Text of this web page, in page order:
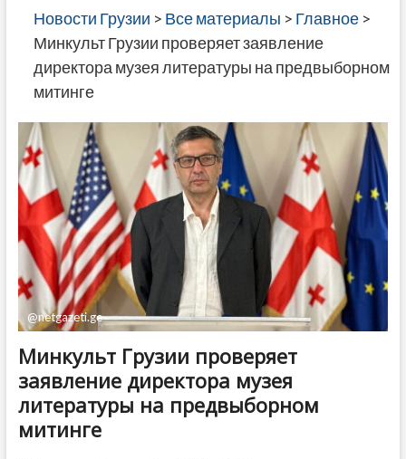
САЙТЕ
n
B
o
n
Новости Грузии > Все материалы > Главное>
Минкульт Грузии проверяет заявление
директора музея литературы на предвыборном
митинге
@netgazeti.ge
Минкульт Грузии проверяет
заявление директора музея
литературы на предвыборном
митинге